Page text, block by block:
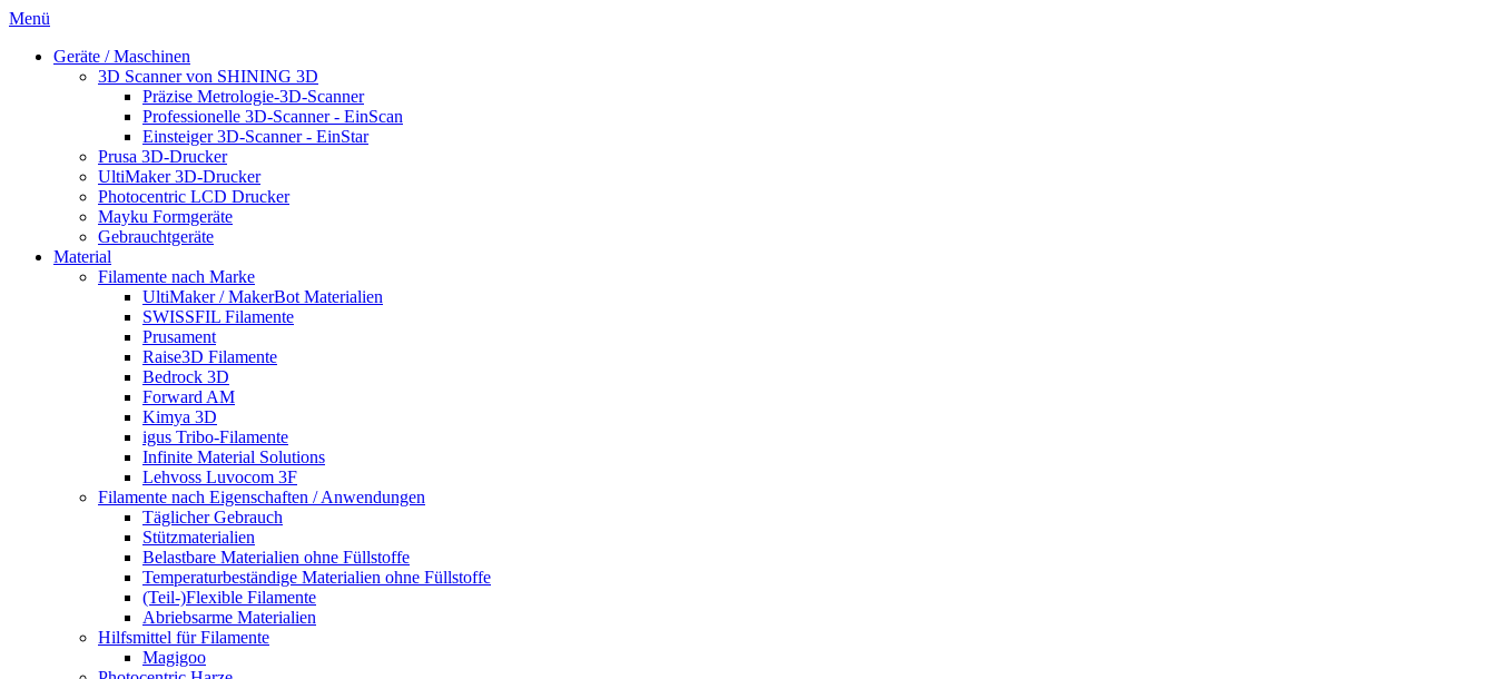
Menü
Geräte / Maschinen
3D Scanner von SHINING 3D
Präzise Metrologie-3D-Scanner
Professionelle 3D-Scanner - EinScan
Einsteiger 3D-Scanner - EinStar
Prusa 3D-Drucker
UltiMaker 3D-Drucker
Photocentric LCD Drucker
Mayku Formgeräte
Gebrauchtgeräte
Material
Filamente nach Marke
UltiMaker / MakerBot Materialien
SWISSFIL Filamente
Prusament
Raise3D Filamente
Bedrock 3D
Forward AM
Kimya 3D
igus Tribo-Filamente
Infinite Material Solutions
Lehvoss Luvocom 3F
Filamente nach Eigenschaften / Anwendungen
Täglicher Gebrauch
Stützmaterialien
Belastbare Materialien ohne Füllstoffe
Temperaturbeständige Materialien ohne Füllstoffe
(Teil-)Flexible Filamente
Abriebsarme Materialien
Hilfsmittel für Filamente
Magigoo